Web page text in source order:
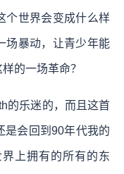
个世界会变成什么样
场暴动，让青少年能
的一场革命？
的乐迷的，而且这首
是会回到90年代我的
上拥有的所有的东